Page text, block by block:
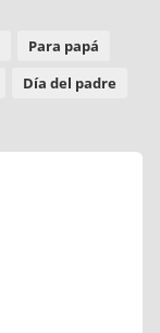
Para papá
Día del padre